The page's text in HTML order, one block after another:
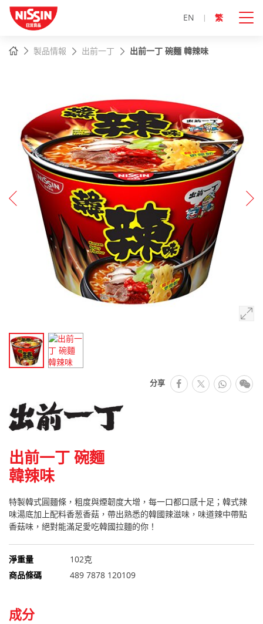
EN 繁
主頁製品情報 出前一丁 出前一丁 碗麵 韓辣味
分享 facebook
推特 微
出前一丁 碗麵
韓辣味
特製韓式圓麵條，粗度與煙韌度大增，每一口都口感十足；韓式辣
味湯底加上配料香葱香菇，帶出熟悉的韓國辣滋味，味道辣中帶點
香菇味，絕對能滿足愛吃韓國拉麵的你！
淨重量
102克
商品條碼
489 7878 120109
成分